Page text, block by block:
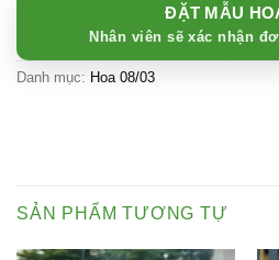
ĐẶT MẪU
Nhân viên sẽ xác nhận
Danh mục: Hoa 08/03
SẢN PHẨM TƯƠNG TỰ